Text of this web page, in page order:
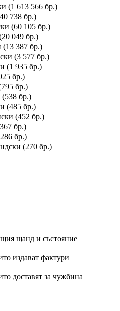
(1 613 566 бр.)
738 бр.)
(60 105 бр.)
(20 049 бр.)
(13 387 бр.)
(3 577 бр.)
(1 935 бр.)
бр.)
бр.)
(538 бр.)
(485 бр.)
(452 бр.)
бр.)
бр.)
(270 бр.)
щанд и състояние
издават фактури
доставят за чужбина